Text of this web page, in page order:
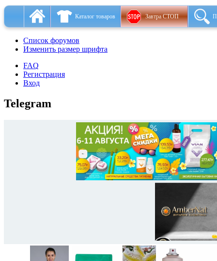
Каталог товаров Завтра СТОП
Список форумов
Изменить размер шрифта
FAQ
Регистрация
Вход
Telegram